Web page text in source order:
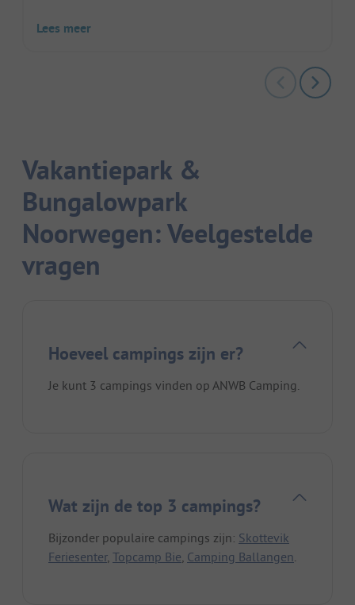
Lees meer
Vakantiepark &
Bungalowpark
Noorwegen: Veelgestelde
vragen
Hoeveel campings zijn er?
Je kunt 3 campings vinden op ANWB Camping.
Wat zijn de top 3 campings?
Bijzonder populaire campings zijn: Skottevik
Feriesenter, Topcamp Bie, Camping Ballangen.